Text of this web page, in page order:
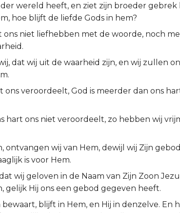
wereld heeft, en ziet zijn broeder gebrek
hoe blijft de liefde Gods in hem?
ons niet liefhebben met de woorde, noch
dat wij uit de waarheid zijn, en wij zullen
ons veroordeelt, God is meerder dan ons
hart ons niet veroordeelt, zo hebben wij
ontvangen wij van Hem, dewijl wij Zijn
is voor Hem.
wij geloven in de Naam van Zijn Zoon
gelijk Hij ons een gebod gegeven heeft.
blijft in Hem, en Hij in denzelve. En